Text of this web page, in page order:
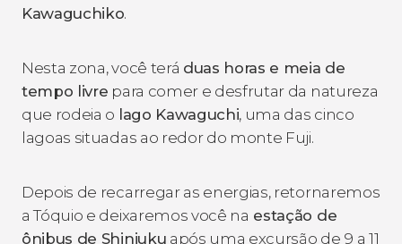
Kawaguchiko.
Nesta zona, você terá duas horas e meia de
tempo livre para comer e desfrutar da natureza
que rodeia o lago Kawaguchi, uma das cinco
lagoas situadas ao redor do monte Fuji.
Depois de recarregar as energias, retornaremos
a Tóquio e deixaremos você na estação de
ônibus de Shinjuku após uma excursão de 9 a 11